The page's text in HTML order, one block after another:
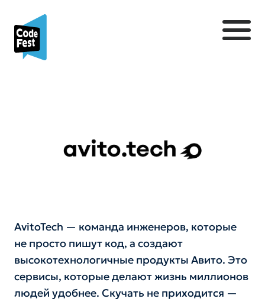
AvitoTech — команда инженеров, которые
не просто пишут код, а создают
высокотехнологичные продукты Авито. Это
сервисы, которые делают жизнь миллионов
людей удобнее. Скучать не приходится —